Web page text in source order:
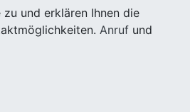
und erklären Ihnen die
Anruf und